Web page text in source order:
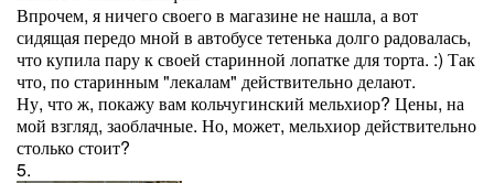
Впрочем, я ничего своего в магазине не нашла, а вот
сидящая передо мной в автобусе тетенька долго радовалась,
что купила пару к своей старинной лопатке для торта. :) Так
что, по старинным "лекалам" действительно делают.
Ну, что ж, покажу вам кольчугинский мельхиор? Цены, на
мой взгляд, заоблачные. Но, может, мельхиор действительно
столько стоит?
5.